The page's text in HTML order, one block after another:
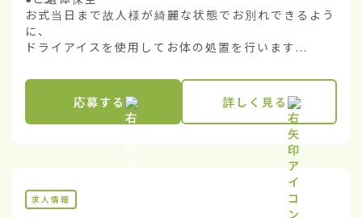
お式当日まで故人様が綺麗な状態でお別れできるよう
に、
ドライアイスを使用してお体の処置を行います...
応募する 詳しく見る
求人情報